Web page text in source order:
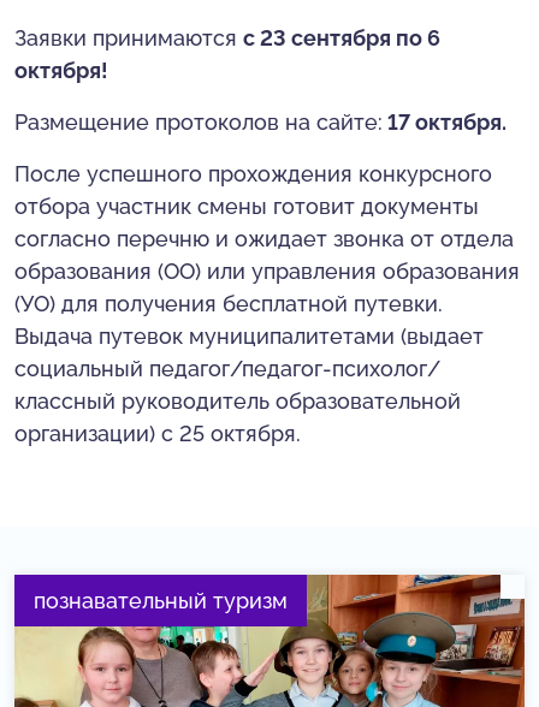
Заявки принимаются с 23 сентября по 6
октября!
Размещение протоколов на сайте: 17 октября.
После успешного прохождения конкурсного
отбора участник смены готовит документы
согласно перечню и ожидает звонка от отдела
образования (ОО) или управления образования
(УО) для получения бесплатной путевки.
Выдача путевок муниципалитетами (выдает
социальный педагог/педагог-психолог/
классный руководитель образовательной
организации) с 25 октября.
познавательный туризм